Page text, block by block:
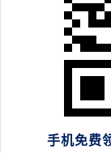
手机免费